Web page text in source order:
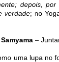
depois, por
verdade; no
Samyama –
uma lupa no